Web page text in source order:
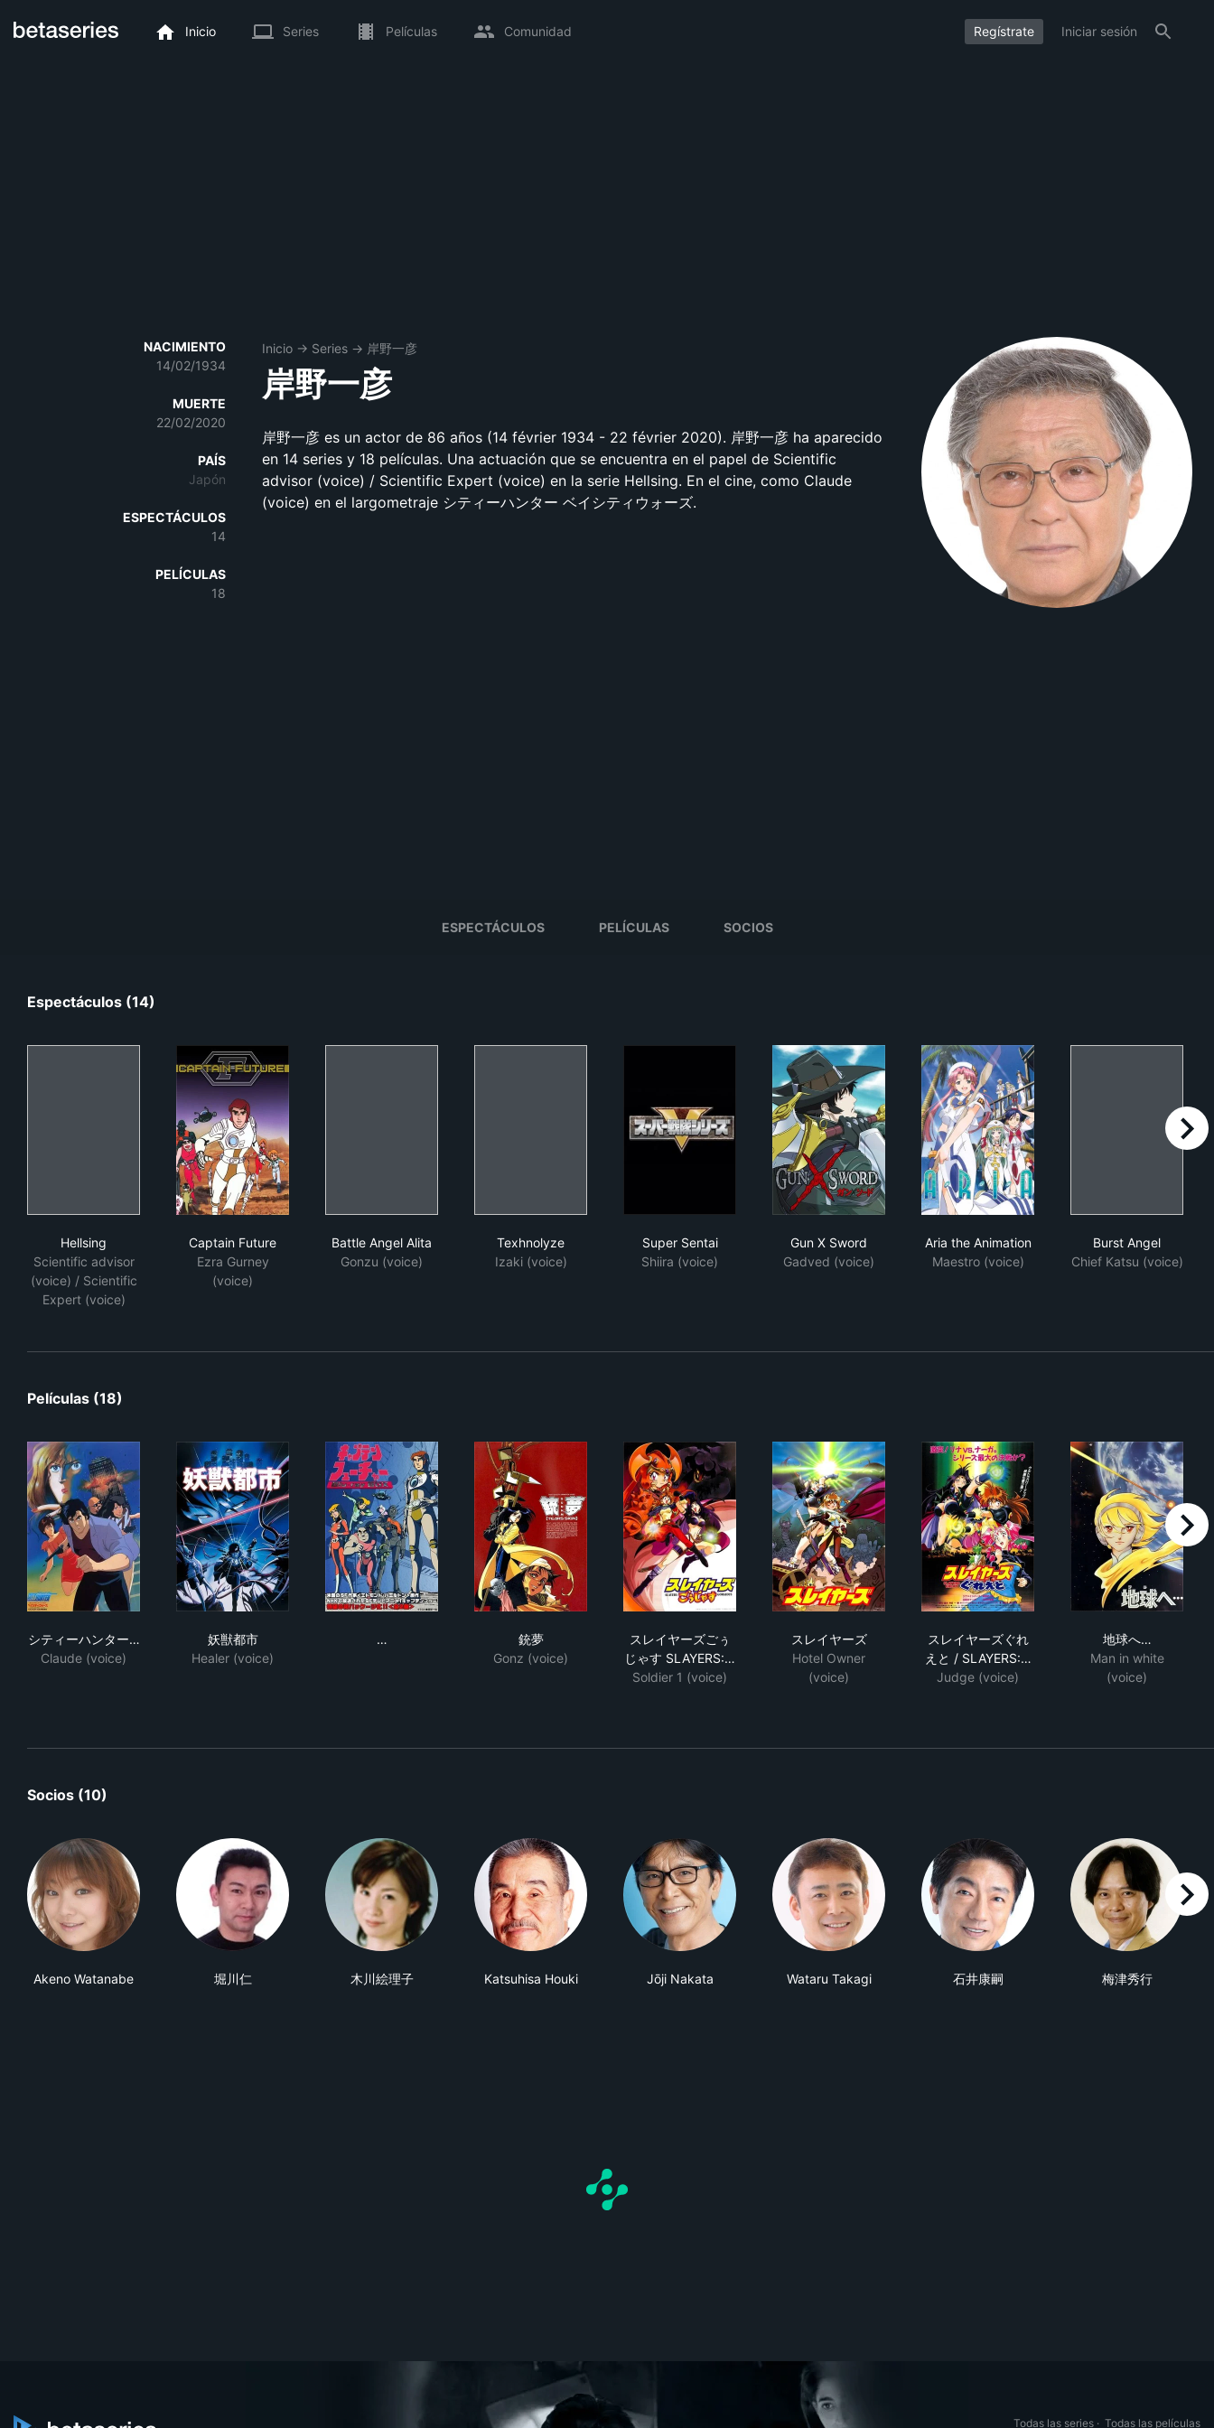
Inicio Series Películas Comunidad Regístrate Iniciar sesión
NACIMIENTO
14/02/1934
MUERTE
22/02/2020
PAÍS
Japón
ESPECTÁCULOS
14
PELÍCULAS
18
Inicio → Series → 岸野一彦
岸野一彦
岸野一彦 es un actor de 86 años (14 février 1934 - 22 février 2020). 岸野一彦 ha aparecido
en 14 series y 18 películas. Una actuación que se encuentra en el papel de Scientific
advisor (voice) / Scientific Expert (voice) en la serie Hellsing. En el cine, como Claude
(voice) en el largometraje シティーハンター ベイシティウォーズ.
ESPECTÁCULOS PELÍCULAS SOCIOS
Espectáculos (14)
Hellsing
Scientific advisor
(voice) / Scientific
Expert (voice)
Captain Future
Ezra Gurney
(voice)
Battle Angel Alita
Gonzu (voice)
Texhnolyze
Izaki (voice)
Super Sentai
Shiira (voice)
Gun X Sword
Gadved (voice)
Aria the Animation
Maestro (voice)
Burst Angel
Chief Katsu (voice)
right
Películas (18)
シティーハンター…
Claude (voice)
妖獣都市
Healer (voice)
…
銃夢
Gonz (voice)
スレイヤーズごぅ
じゃす SLAYERS:…
Soldier 1 (voice)
スレイヤーズ
Hotel Owner
(voice)
スレイヤーズぐれ
えと / SLAYERS:…
Judge (voice)
地球へ…
Man in white
(voice)
right
Socios (10)
Akeno Watanabe 堀川仁 木川絵理子 Katsuhisa Houki Jōji Nakata Wataru Takagi 石井康嗣 梅津秀行
right
Todas las series · Todas las películas